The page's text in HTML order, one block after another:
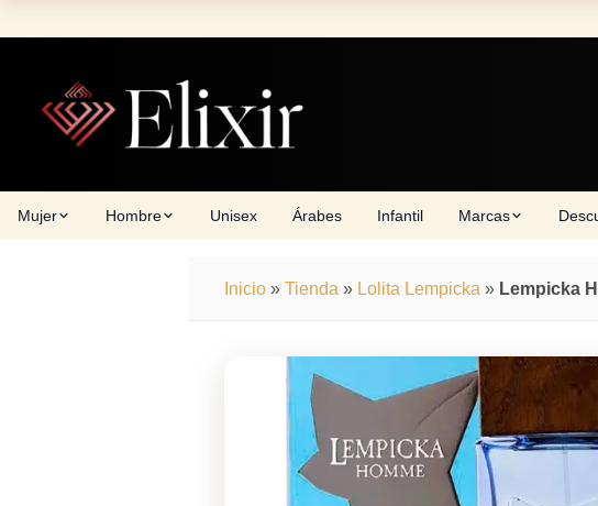
to
Mujer Hombre Unisex Árabes Infantil Marcas
Inicio » Tienda » Lolita Lempicka » Lempicka